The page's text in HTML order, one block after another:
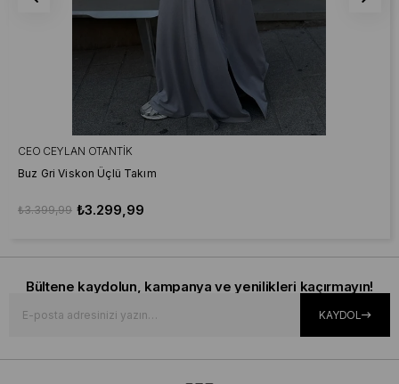
CEO CEYLAN OTANTIK
Buz Gri Viskon Üçlü Takım
₺3.299,99
₺3.399,99
Bültene kaydolun, kampanya ve yenilikleri kaçırmayın!
KAYDOL